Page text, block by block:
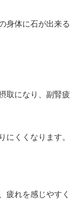
身体に石が出来る
取になり、副腎疲
にくくなります。
疲れを感じやすく